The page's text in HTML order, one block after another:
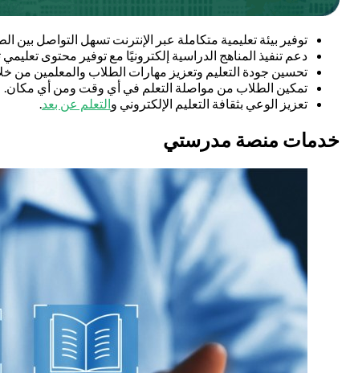
توفير بيئة تعليمية متكاملة عبر الإنترنت تسهل التواصل بين
دعم تنفيذ المناهج الدراسية إلكترونيًا مع توفير محتوى
تحسين جودة التعليم وتعزيز مهارات الطلاب والمعلمين من
تمكين الطلاب من مواصلة التعلم في أي وقت ومن أي مكان.
تعزيز الوعي بثقافة التعليم الإلكتروني والتعلم عن بعد.
خدمات منصة مدرستي